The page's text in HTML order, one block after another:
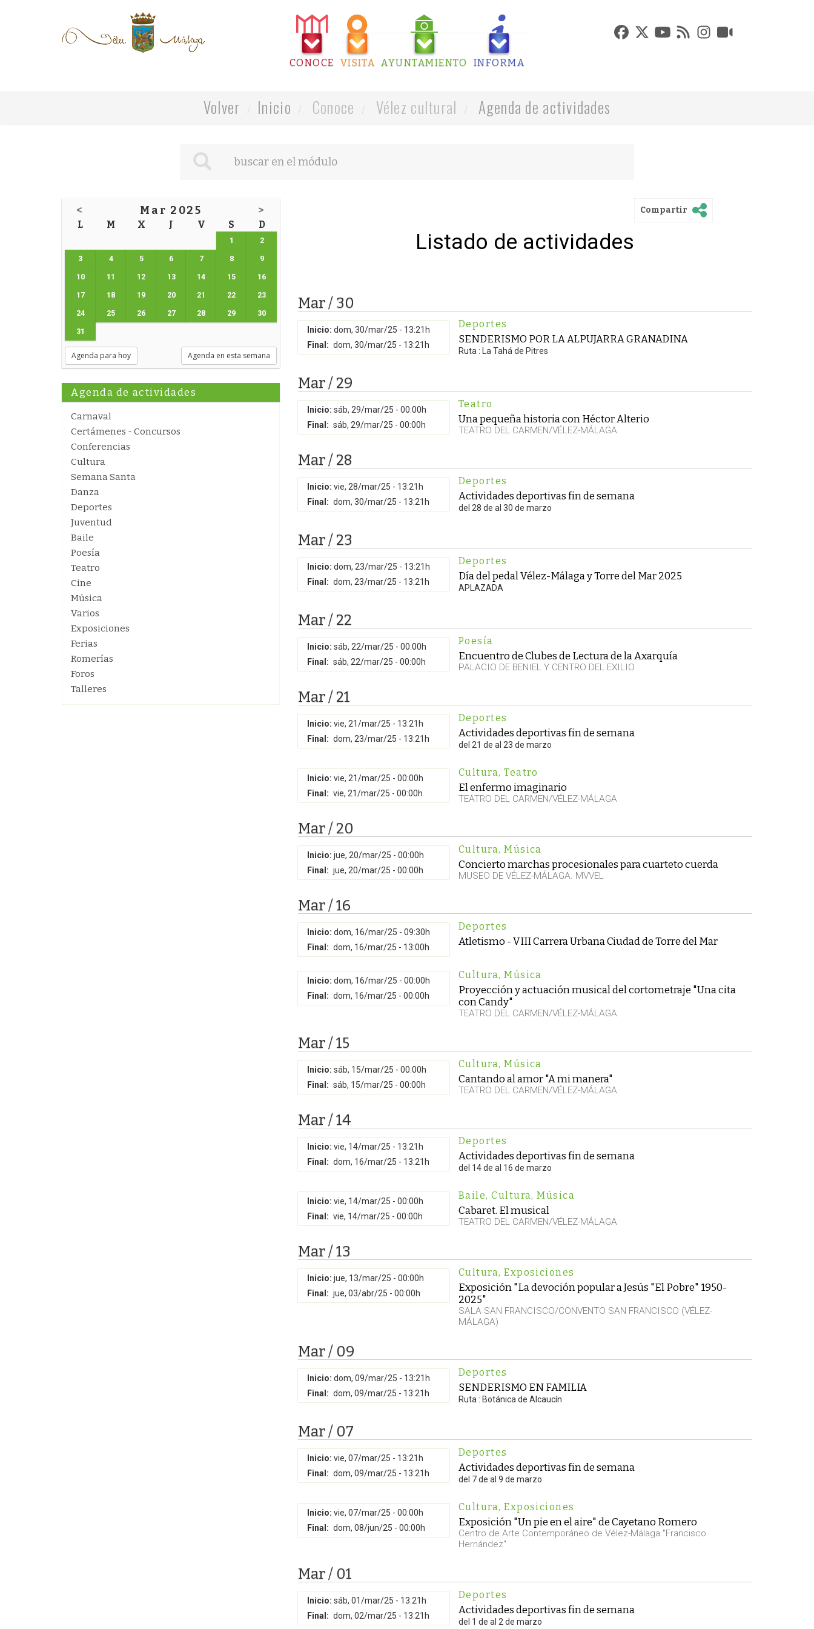
CONOCE VISITA AYUNTAMIENTO INFORMA
Volver Inicio Conoce Vélez cultural Agenda de actividades
< Mar 2025 >
L M X J V S D
1 2
3 4 5 6 7 8 9
10 11 12 13 14 15 16
17 18 19 20 21 22 23
24 25 26 27 28 29 30
31
Agenda para hoy Agenda en esta semana
Agenda de actividades
Carnaval
Certámenes - Concursos
Conferencias
Cultura
Semana Santa
Danza
Deportes
Juventud
Baile
Poesía
Teatro
Cine
Música
Varios
Exposiciones
Ferias
Romerías
Foros
Talleres
Compartir
Listado de actividades
Mar / 30
Inicio: dom, 30/mar/25 - 13:21h
Final: dom, 30/mar/25 - 13:21h
Deportes
SENDERISMO POR LA ALPUJARRA GRANADINA
Ruta : La Tahá de Pitres
Mar / 29
Inicio: sáb, 29/mar/25 - 00:00h
Final: sáb, 29/mar/25 - 00:00h
Teatro
Una pequeña historia con Héctor Alterio
TEATRO DEL CARMEN/VÉLEZ-MÁLAGA
Mar / 28
Inicio: vie, 28/mar/25 - 13:21h
Final: dom, 30/mar/25 - 13:21h
Deportes
Actividades deportivas fin de semana
del 28 de al 30 de marzo
Mar / 23
Inicio: dom, 23/mar/25 - 13:21h
Final: dom, 23/mar/25 - 13:21h
Deportes
Día del pedal Vélez-Málaga y Torre del Mar 2025
APLAZADA
Mar / 22
Inicio: sáb, 22/mar/25 - 00:00h
Final: sáb, 22/mar/25 - 00:00h
Poesía
Encuentro de Clubes de Lectura de la Axarquía
PALACIO DE BENIEL Y CENTRO DEL EXILIO
Mar / 21
Inicio: vie, 21/mar/25 - 13:21h
Final: dom, 23/mar/25 - 13:21h
Deportes
Actividades deportivas fin de semana
del 21 de al 23 de marzo
Inicio: vie, 21/mar/25 - 00:00h
Final: vie, 21/mar/25 - 00:00h
Cultura, Teatro
El enfermo imaginario
TEATRO DEL CARMEN/VÉLEZ-MÁLAGA
Mar / 20
Inicio: jue, 20/mar/25 - 00:00h
Final: jue, 20/mar/25 - 00:00h
Cultura, Música
Concierto marchas procesionales para cuarteto cuerda
MUSEO DE VÉLEZ-MÁLAGA. MVVEL
Mar / 16
Inicio: dom, 16/mar/25 - 09:30h
Final: dom, 16/mar/25 - 13:00h
Deportes
Atletismo - VIII Carrera Urbana Ciudad de Torre del Mar
Inicio: dom, 16/mar/25 - 00:00h
Final: dom, 16/mar/25 - 00:00h
Cultura, Música
Proyección y actuación musical del cortometraje "Una cita
con Candy"
TEATRO DEL CARMEN/VÉLEZ-MÁLAGA
Mar / 15
Inicio: sáb, 15/mar/25 - 00:00h
Final: sáb, 15/mar/25 - 00:00h
Cultura, Música
Cantando al amor "A mi manera"
TEATRO DEL CARMEN/VÉLEZ-MÁLAGA
Mar / 14
Inicio: vie, 14/mar/25 - 13:21h
Final: dom, 16/mar/25 - 13:21h
Deportes
Actividades deportivas fin de semana
del 14 de al 16 de marzo
Inicio: vie, 14/mar/25 - 00:00h
Final: vie, 14/mar/25 - 00:00h
Baile, Cultura, Música
Cabaret. El musical
TEATRO DEL CARMEN/VÉLEZ-MÁLAGA
Mar / 13
Inicio: jue, 13/mar/25 - 00:00h
Final: jue, 03/abr/25 - 00:00h
Cultura, Exposiciones
Exposición "La devoción popular a Jesús "El Pobre" 1950-
2025"
SALA SAN FRANCISCO/CONVENTO SAN FRANCISCO (VÉLEZ-
MÁLAGA)
Mar / 09
Inicio: dom, 09/mar/25 - 13:21h
Final: dom, 09/mar/25 - 13:21h
Deportes
SENDERISMO EN FAMILIA
Ruta : Botánica de Alcaucín
Mar / 07
Inicio: vie, 07/mar/25 - 13:21h
Final: dom, 09/mar/25 - 13:21h
Deportes
Actividades deportivas fin de semana
del 7 de al 9 de marzo
Inicio: vie, 07/mar/25 - 00:00h
Final: dom, 08/jun/25 - 00:00h
Cultura, Exposiciones
Exposición "Un pie en el aire" de Cayetano Romero
Centro de Arte Contemporáneo de Vélez-Málaga "Francisco
Hernández"
Mar / 01
Inicio: sáb, 01/mar/25 - 13:21h
Final: dom, 02/mar/25 - 13:21h
Deportes
Actividades deportivas fin de semana
del 1 de al 2 de marzo